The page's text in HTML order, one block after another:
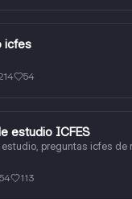
Crítica
icfes
54
estudio ICFES
preguntas icfes de
113